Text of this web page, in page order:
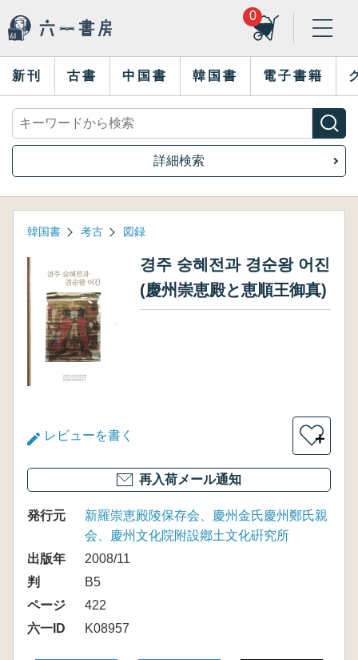
0
新刊 古書 中国書 韓国書 電子書籍
詳細検索
韓国書 考古 図録
경주 숭혜전과 경순왕 어진
(慶州崇恵殿と恵順王御真)
レビューを書く ＋
再入荷メール通知
発行元
新羅崇恵殿陵保存会、慶州金氏慶州鄭氏親
会、慶州文化院附設鄕土文化硏究所
出版年
2008/11
判
B5
ページ
422
六一ID
K08957